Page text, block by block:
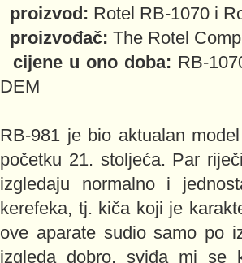
proizvod: Rotel RB-1070 i
proizvođač: The Rotel
cijene u ono doba: RB-
DEM
RB-981 je bio aktualan
početku 21. stoljeća. Par
izgledaju normalno i
kerefeka, tj. kiča koji je
ove aparate sudio samo po
izgleda dobro, sviđa mi se